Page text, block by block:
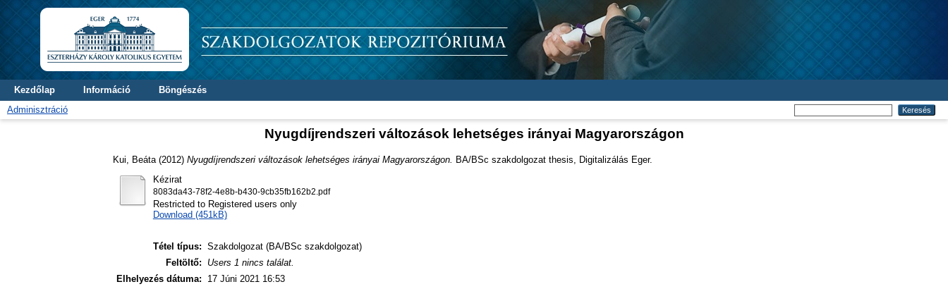
Kezdőlap Információ
Böngészés
Adminisztráció
Nyugdíjrendszeri változások lehetséges irányai Magyarországon
Kui, Beáta (2012) Nyugdíjrendszeri változások lehetséges irányai Magyarországon.
BA/BSc szakdolgozat thesis, Digitalizálás Eger.
Kézirat
8083da43-78f2-4e8b-b430-9cb35fb162b2.pdf
Restricted to Registered users only
Download (451kB)
Tétel típus: Szakdolgozat (BA/BSc szakdolgozat)
Feltöltő:
Users 1 nincs találat.
Elhelyezés dátuma:
17 Júni 2021 16:53